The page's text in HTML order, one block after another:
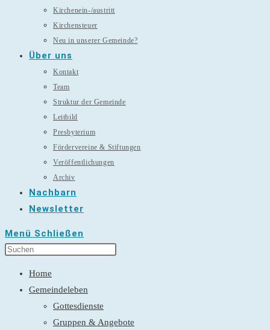
Kirchenein-/austritt
Kirchensteuer
Neu in unserer Gemeinde?
Über uns
Kontakt
Team
Struktur der Gemeinde
Leitbild
Presbyterium
Fördervereine & Stiftungen
Veröffentlichungen
Archiv
Nachbarn
Newsletter
Menü Schließen
Home
Gemeindeleben
Gottesdienste
Gruppen & Angebote